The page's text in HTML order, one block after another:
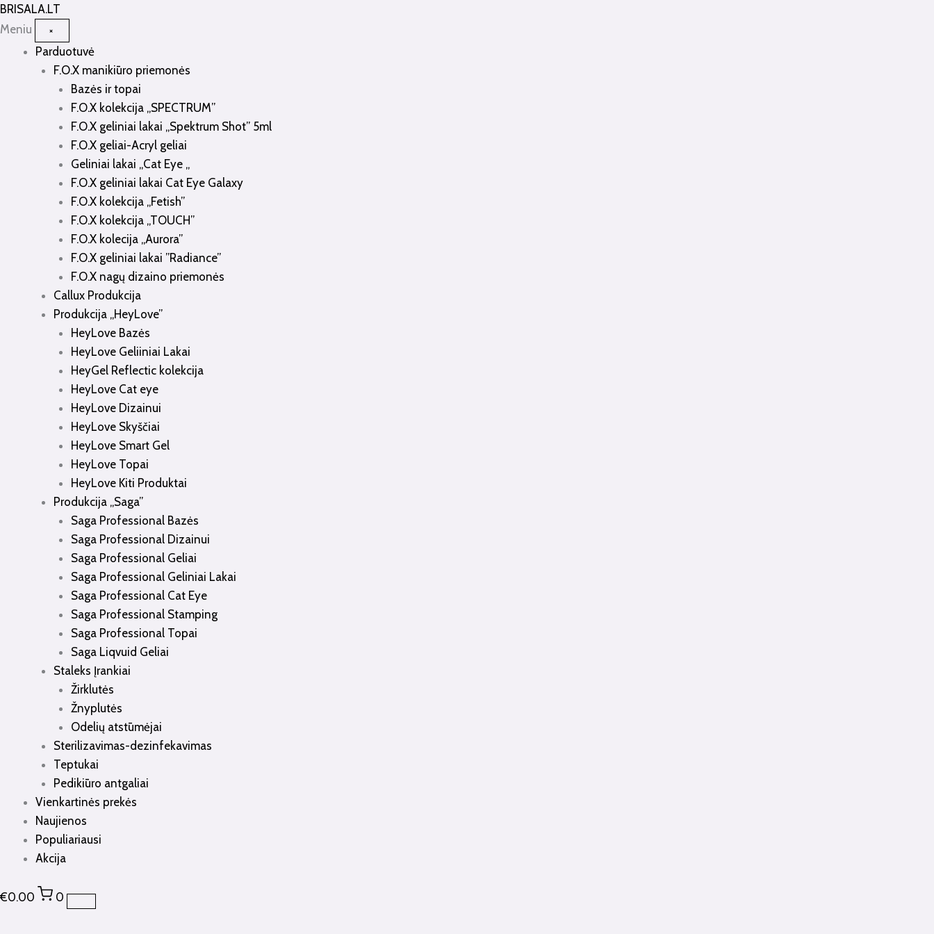
BRISALA.LT
Meniu
×
Parduotuvė
F.O.X manikiūro priemonės
Bazės ir topai
F.O.X kolekcija „SPECTRUM”
F.O.X geliniai lakai „Spektrum Shot” 5ml
F.O.X geliai-Acryl geliai
Geliniai lakai „Cat Eye „
F.O.X geliniai lakai Cat Eye Galaxy
F.O.X kolekcija „Fetish”
F.O.X kolekcija „TOUCH”
F.O.X kolecija „Aurora”
F.O.X geliniai lakai ”Radiance”
F.O.X nagų dizaino priemonės
Callux Produkcija
Produkcija „HeyLove”
HeyLove Bazės
HeyLove Geliiniai Lakai
HeyGel Reflectic kolekcija
HeyLove Cat eye
HeyLove Dizainui
HeyLove Skyščiai
HeyLove Smart Gel
HeyLove Topai
HeyLove Kiti Produktai
Produkcija „Saga”
Saga Professional Bazės
Saga Professional Dizainui
Saga Professional Geliai
Saga Professional Geliniai Lakai
Saga Professional Cat Eye
Saga Professional Stamping
Saga Professional Topai
Saga Liqvuid Geliai
Staleks Įrankiai
Žirklutės
Žnyplutės
Odelių atstūmėjai
Sterilizavimas-dezinfekavimas
Teptukai
Pedikiūro antgaliai
Vienkartinės prekės
Naujienos
Populiariausi
Akcija
€0.00 0
Pereiti
prie